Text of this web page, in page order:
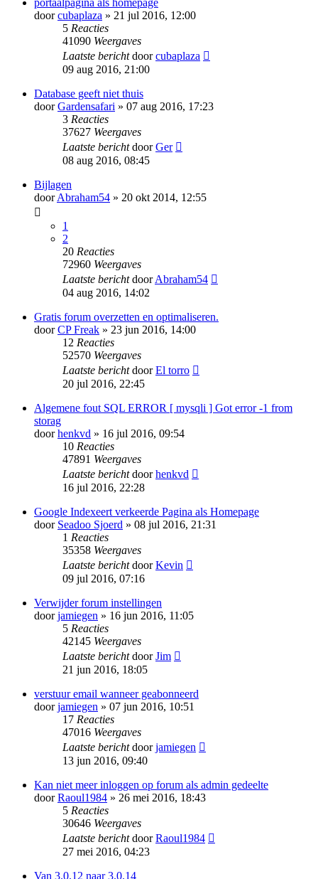
portaalpagina als homepage
doorcubaplaza » 21 jul 2016, 12:00
5 Reacties
41090 Weergaves
Laatste berichtdoorcubaplaza
09 aug 2016, 21:00
Database geeft niet thuis
doorGardensafari » 07 aug 2016, 17:23
3 Reacties
37627 Weergaves
Laatste berichtdoorGer
08 aug 2016, 08:45
Bijlagen
doorAbraham54 » 20 okt 2014, 12:55
1
2
20 Reacties
72960 Weergaves
Laatste berichtdoorAbraham54
04 aug 2016, 14:02
Gratis forum overzetten en optimaliseren.
doorCP Freak » 23 jun 2016, 14:00
12 Reacties
52570 Weergaves
Laatste berichtdoorEl torro
20 jul 2016, 22:45
Algemene fout SQL ERROR [ mysqli ] Got error -1 from
storag
doorhenkvd » 16 jul 2016, 09:54
10 Reacties
47891 Weergaves
Laatste berichtdoorhenkvd
16 jul 2016, 22:28
Google Indexeert verkeerde Pagina als Homepage
door Seadoo Sjoerd » 08 jul 2016, 21:31
1 Reacties
35358 Weergaves
Laatste berichtdoorKevin
09 jul 2016, 07:16
Verwijder forum instellingen
doorjamiegen » 16 jun 2016, 11:05
5 Reacties
42145 Weergaves
Laatste berichtdoorJim
21 jun 2016, 18:05
verstuur email wanneer geabonneerd
doorjamiegen » 07 jun 2016, 10:51
17 Reacties
47016 Weergaves
Laatste berichtdoorjamiegen
13 jun 2016, 09:40
Kan niet meer inloggen op forum als admin gedeelte
doorRaoul1984 » 26 mei 2016, 18:43
5 Reacties
30646 Weergaves
Laatste berichtdoorRaoul1984
27 mei 2016, 04:23
Van 3.0.12 naar 3.0.14